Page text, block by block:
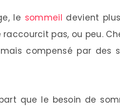
le sommeil devient
pas, ou peu.
compensé par des
que le besoin de